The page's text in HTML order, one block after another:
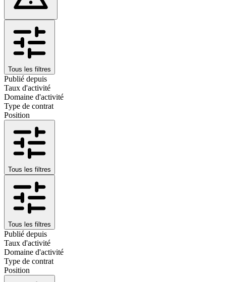
Tous les filtres
Publié depuis
Taux d'activité
Domaine d'activité
Type de contrat
Position
Tous les filtres
Tous les filtres
Publié depuis
Taux d'activité
Domaine d'activité
Type de contrat
Position